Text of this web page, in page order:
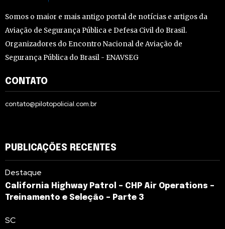
Somos o maior e mais antigo portal de notícias e artigos da
Aviação de Segurança Pública e Defesa Civil do Brasil.
Organizadores do Encontro Nacional de Aviação de
Segurança Pública do Brasil - ENAVSEG
CONTATO
contato@pilotopolicial.com.br
PUBLICAÇÕES RECENTES
Destaque
California Highway Patrol – CHP Air Operations –
Treinamento e Seleção – Parte 3
SC